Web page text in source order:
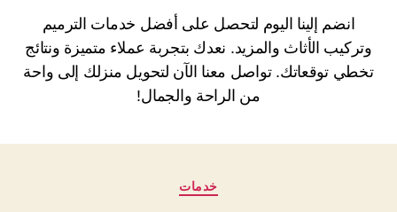
انضم إلينا اليوم لتحصل على أفضل خدمات الترميم
وتركيب الأثاث والمزيد. نعدك بتجربة عملاء متميزة ونتائج
تخطي توقعاتك. تواصل معنا الآن لتحويل منزلك إلى واحة
من الراحة والجمال!
التصنيفاتخدمات